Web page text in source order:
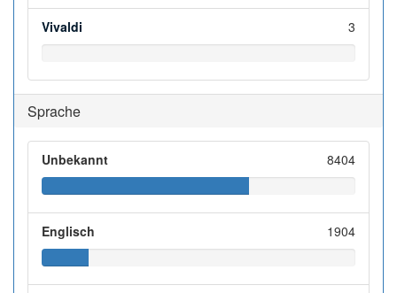
Vivaldi 3
Sprache
Unbekannt 8404
Englisch 1904